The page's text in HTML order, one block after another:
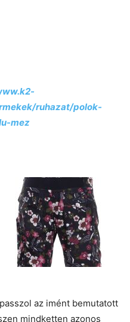
ruhazat/polok-
mez
az imént bemutatott
mindketten azonos